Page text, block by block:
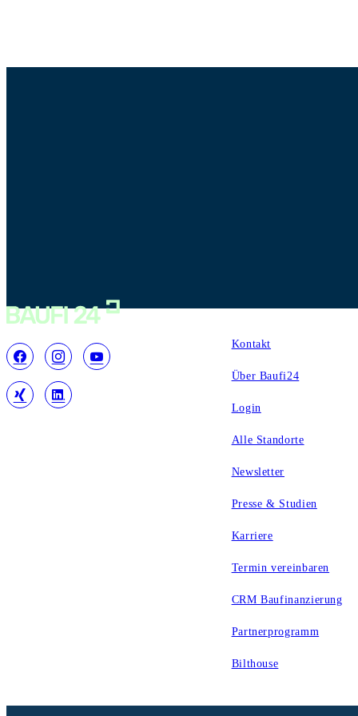
Kontakt
Über Baufi24
Login
Alle Standorte
Newsletter
Presse & Studien
Karriere
Termin vereinbaren
CRM Baufinanzierung
Partnerprogramm
Bilthouse